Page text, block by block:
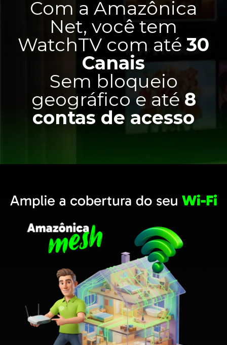
Com a Amazônica
Net, você tem
WatchTV com até30
Canais
Sem bloqueio
geográfico e até 8
contas de acesso